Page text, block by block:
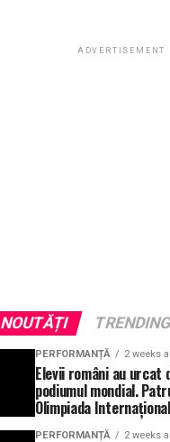
ADVERTISEMENT
NOUTĂȚI
PERFORMANȚĂ 2 weeks
Elevii români au urcat
podiumul mondial.
Olimpiada
PERFORMANȚĂ 2 weeks